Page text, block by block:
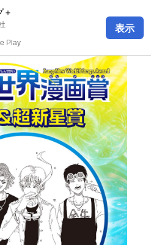
＋
Play
表示